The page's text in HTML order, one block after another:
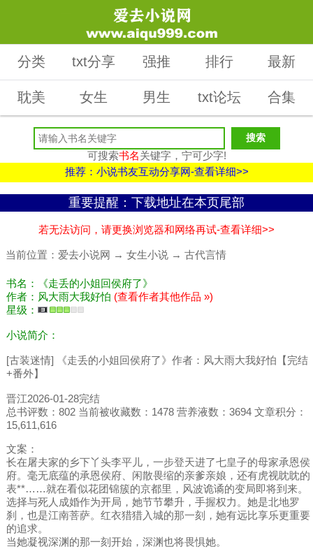
分类 txt分享 强推 排行 最新
耽美 女生 男生 txt论坛 合集
可搜索书名关键字，宁可少字!
推荐：小说书友互动分享网-查看详细>>
重要提醒：下载地址在本页尾部
若无法访问，请更换浏览器和网络再试-查看详细>>
当前位置： 爱去小说网 → 女生小说 → 古代言情
书名：《走丢的小姐回侯府了》
作者：风大雨大我好怕 (查看作者其他作品 »)
星级：
小说简介：
[古装迷情] 《走丢的小姐回侯府了》作者：风大雨大我好怕【完结
+番外】
晋江2026-01-28完结
总书评数：802 当前被收藏数：1478 营养液数：3694 文章积分：
15,611,616
文案：
长在屠夫家的乡下丫头李平儿，一步登天进了七皇子的母家承恩侯
府。毫无底蕴的承恩侯府、闲散畏缩的亲爹亲娘，还有虎视眈眈的
表**……就在看似花团锦簇的京都里，风波诡谲的变局即将到来。
选择与死人成婚作为开局，她节节攀升，手握权力。她是北地罗
刹，也是江南菩萨。红衣猎猎入城的那一刻，她有远比享乐更重要
的追求。
当她凝视深渊的那一刻开始，深渊也将畏惧她。